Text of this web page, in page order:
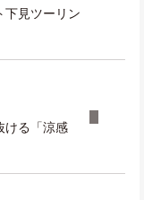
下見ツーリン
ける「涼感